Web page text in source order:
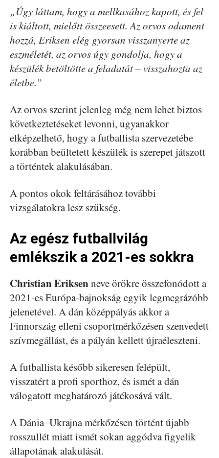
„Úgy láttam, hogy a mellkasához kapott, és fel
is kiáltott, mielőtt összeesett. Az orvos odament
hozzá, Eriksen elég gyorsan visszanyerte az
eszméletét, az orvos úgy gondolja, hogy a
készülék betöltötte a feladatát – visszahozta az
életbe.”
Az orvos szerint jelenleg még nem lehet biztos
következtetéseket levonni, ugyanakkor
elképzelhető, hogy a futballista szervezetébe
korábban beültetett készülék is szerepet játszott
a történtek alakulásában.
A pontos okok feltárásához további
vizsgálatokra lesz szükség.
Az egész futballvilág
emlékszik a 2021-es sokkra
Christian Eriksenneve örökre összefonódott a
2021-es Európa-bajnokság egyik legmegrázóbb
jelenetével. A dán középpályás akkor a
Finnország elleni csoportmérkőzésen szenvedett
szívmegállást, és a pályán kellett újraéleszteni.
A futballista később sikeresen felépült,
visszatért a profi sporthoz, és ismét a dán
válogatott meghatározó játékosává vált.
A Dánia–Ukrajna mérkőzésen történt újabb
rosszullét miatt ismét sokan aggódva figyelik
állapotának alakulását.